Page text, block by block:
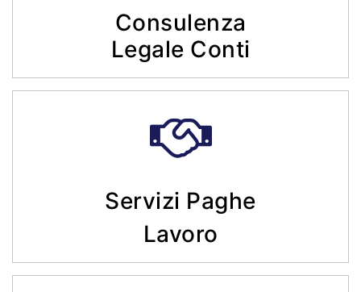
Consulenza
Legale Conti
Servizi Paghe
Lavoro